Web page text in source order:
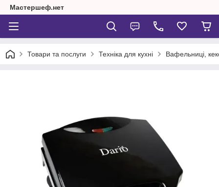
Мастершеф.нет
Товари та послуги Техніка для кухні Вафельниці,